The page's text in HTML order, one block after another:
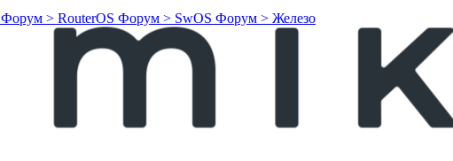
Форум > RouterOS Форум > SwOS Форум > Железо